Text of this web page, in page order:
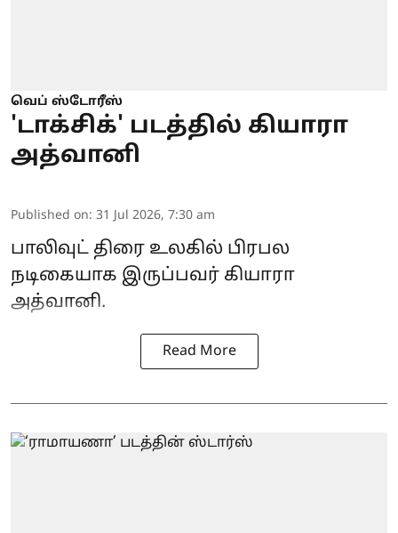
வெப் ஸ்டோரீஸ்
'டாக்சிக்' படத்தில் கியாரா
அத்வானி
Published on: 31 Jul 2026, 7:30 am
பாலிவுட் திரை உலகில் பிரபல
நடிகையாக இருப்பவர் கியாரா
அத்வானி.
Read More